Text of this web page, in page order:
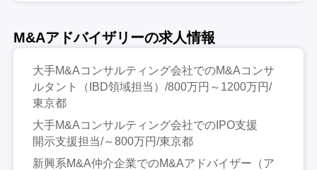
M&Aアドバイザリーの求人情報
大手M&Aコンサルティング会社でのM&Aコンサ
ルタント（IBD領域担当）/800万円～1200万円/
東京都
大手M&Aコンサルティング会社でのIPO支援
開示支援担当/～800万円/東京都
新興系M&A仲介企業でのM&Aアドバイザー（ア